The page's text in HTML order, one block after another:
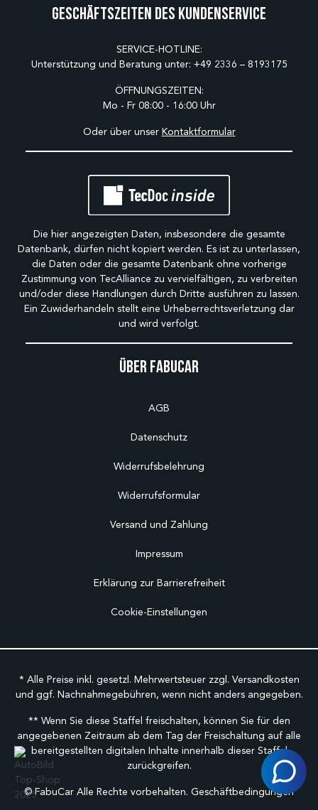
Über Fabucar
AGB
Datenschutz
Widerrufsbelehrung
Widerrufsformular
Versand und Zahlung
Impressum
Erklärung zur Barrierefreiheit
Cookie-Einstellungen
Geschäftszeiten des Kundenservice
SERVICE-HOTLINE:
Unterstützung und Beratung unter: +49 2336 – 8193175
ÖFFNUNGSZEITEN:
Mo - Fr 08:00 - 16:00 Uhr
Oder über unser Kontaktformular
Die hier angezeigten Daten, insbesondere die gesamte
Datenbank, dürfen nicht kopiert werden. Es ist zu unterlassen,
die Daten oder die gesamte Datenbank ohne vorherige
Zustimmung von TecAlliance zu vervielfältigen, zu verbreiten
und/oder diese Handlungen durch Dritte ausführen zu lassen.
Ein Zuwiderhandeln stellt eine Urheberrechtsverletzung dar
und wird verfolgt.
* Alle Preise inkl. gesetzl. Mehrwertsteuer zzgl. Versandkosten
und ggf. Nachnahmegebühren, wenn nicht anders angegeben.
** Wenn Sie diese Staffel freischalten, können Sie für den
angegebenen Zeitraum ab dem Tag der Freischaltung auf alle
bereitgestellten digitalen Inhalte innerhalb dieser Staffel
zurückgreifen.
©FabuCar Alle Rechte vorbehalten. Geschäftbedingungen